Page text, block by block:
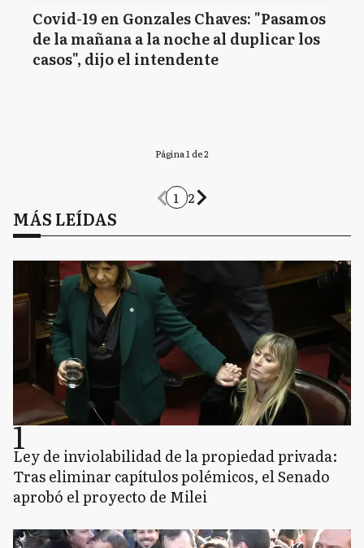
Covid-19 en Gonzales Chaves: "Pasamos
de la mañana a la noche al duplicar los
casos", dijo el intendente
Página 1 de 2
1 2
MÁS LEÍDAS
1
Ley de inviolabilidad de la propiedad privada:
Tras eliminar capítulos polémicos, el Senado
aprobó el proyecto de Milei